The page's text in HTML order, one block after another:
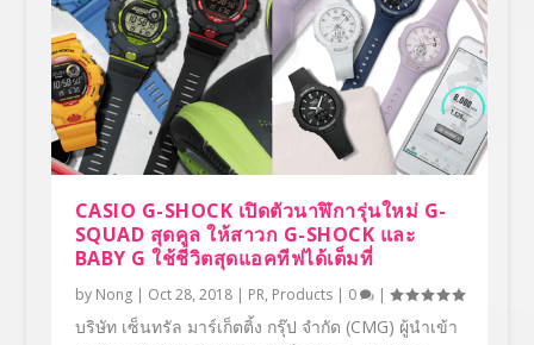
CASIO G-SHOCK เปิดตัวนาฬิการุ่นใหม่ G-
SQUAD สุดคูล ให้สาวก G-SHOCK และ
BABY G ใช้ชีวิตสุดแอคทีฟได้เต็มที่
by Nong| Oct 28, 2018| PR, Products| 0 |
บริษัท เซ็นทรัล มาร์เก็ตติ้ง กรุ๊ป จำกัด (CMG) ผู้นำเข้า